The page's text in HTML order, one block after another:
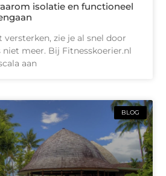
isolatie en functioneel
versterken, zie je al snel door
meer. Bij Fitnesskoerier.nl
aan
BLOG